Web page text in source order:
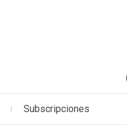
Subscripciones